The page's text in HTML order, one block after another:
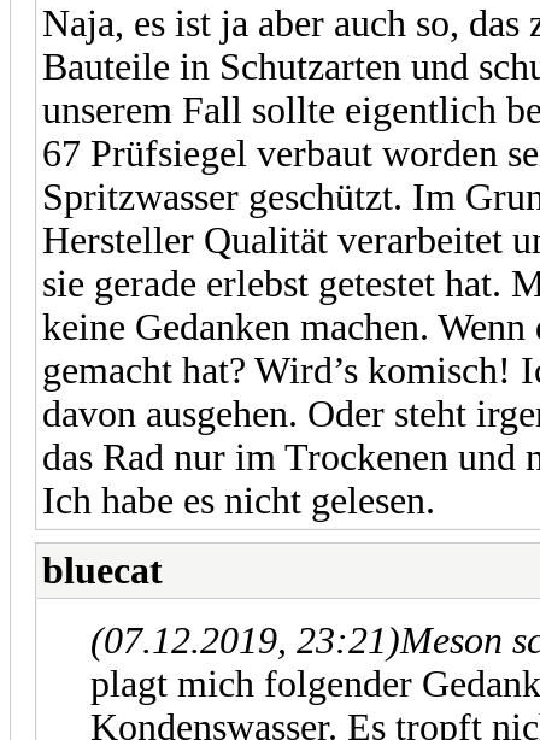
Naja, es ist ja aber auch so,
Bauteile in Schutzarten und
unserem Fall sollte eigentlich
67 Prüfsiegel verbaut worden
Spritzwasser geschützt. Im
Hersteller Qualität verarbeitet
sie gerade erlebst getestet hat.
keine Gedanken machen.
gemacht hat? Wird’s komisch!
davon ausgehen. Oder steht
das Rad nur im Trockenen und
Ich habe es nicht gelesen.
bluecat
(07.12.2019, 23:21)Meson
plagt mich folgender
Kondenswasser. Es tropft